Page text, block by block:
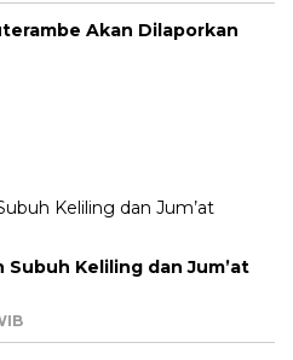
Akan Dilaporkan
Subuh Keliling dan Jum’at